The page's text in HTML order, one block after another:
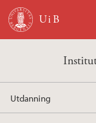
Hopp til hovedinnhold
Utdanning